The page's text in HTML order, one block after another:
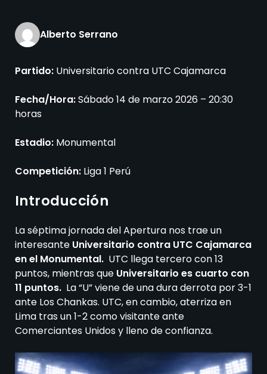
Alberto Serrano
Partido: Universitario contra UTC Cajamarca
Fecha/Hora:Sábado 14 de marzo 2026 – 20:30
horas
Estadio: Monumental
Competición: Liga 1 Perú
Introducción
La séptima jornada del Apertura nos trae un
interesante Universitario contra UTC Cajamarca
en el Monumental. UTC llega tercero con 13
puntos, mientras que Universitario es cuarto con
11 puntos. La “U” viene de una dura derrota por 3-1
ante Los Chankas. UTC, en cambio, aterriza en
Lima tras un 1-2 como visitante ante
Comerciantes Unidos y lleno de confianza.